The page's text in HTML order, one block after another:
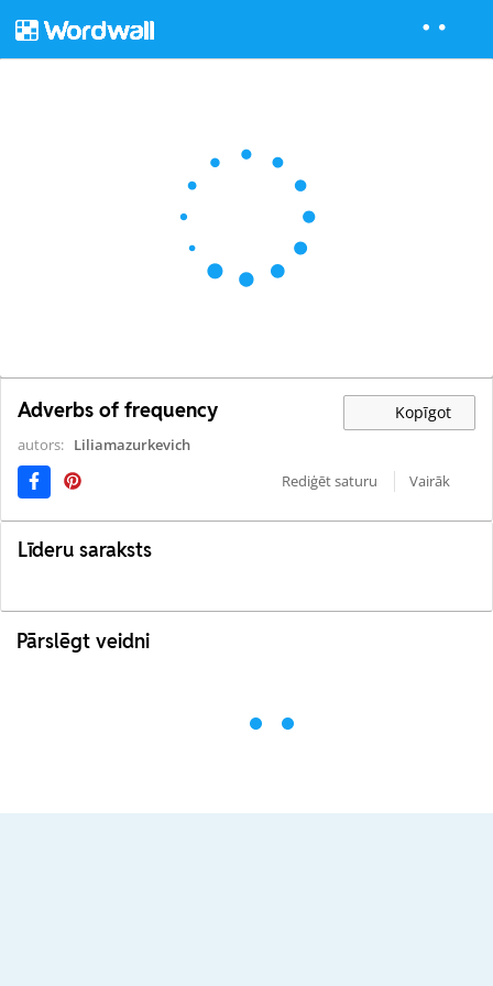
Adverbs of frequency Kopīgot
autors: Liliamazurkevich
Rediģēt saturu
Vairāk
Līderu saraksts
Pārslēgt veidni